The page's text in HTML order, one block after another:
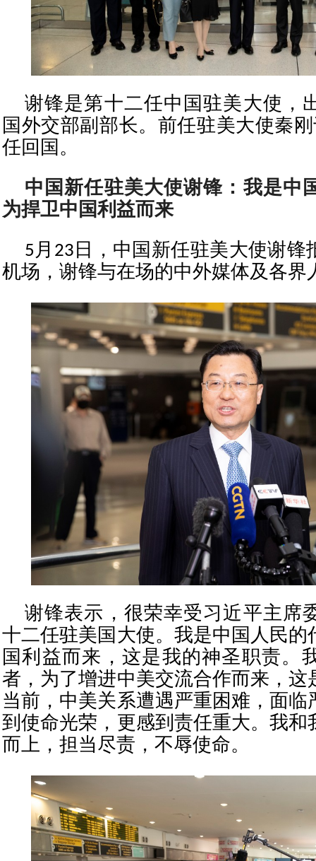
谢锋是第十二任中国驻美大使，
国外交部副部长。前任驻美大使秦
任回国。
中国新任驻美大使谢锋：我是中
为捍卫中国利益而来
5月23日，中国新任驻美大使谢锋
机场，谢锋与在场的中外媒体及各界
谢锋表示，很荣幸受习近平主席
十二任驻美国大使。我是中国人民的
国利益而来，这是我的神圣职责。
者，为了增进中美交流合作而来，这
当前，中美关系遭遇严重困难，面临
到使命光荣，更感到责任重大。我和
而上，担当尽责，不辱使命。